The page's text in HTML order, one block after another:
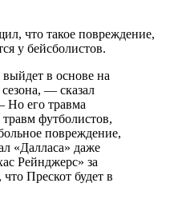
что такое повреждение,
у бейсболистов.
в основе на
— сказал
Но его травма
футболистов,
повреждение,
«Далласа» даже
Рейнджерс» за
Прескот будет в